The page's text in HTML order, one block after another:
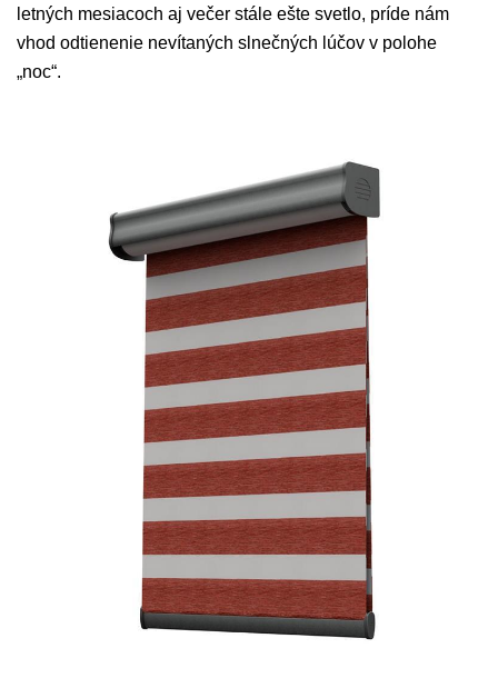
letných mesiacoch aj večer stále ešte svetlo, príde nám
vhod odtienenie nevítaných slnečných lúčov v polohe
„noc“.